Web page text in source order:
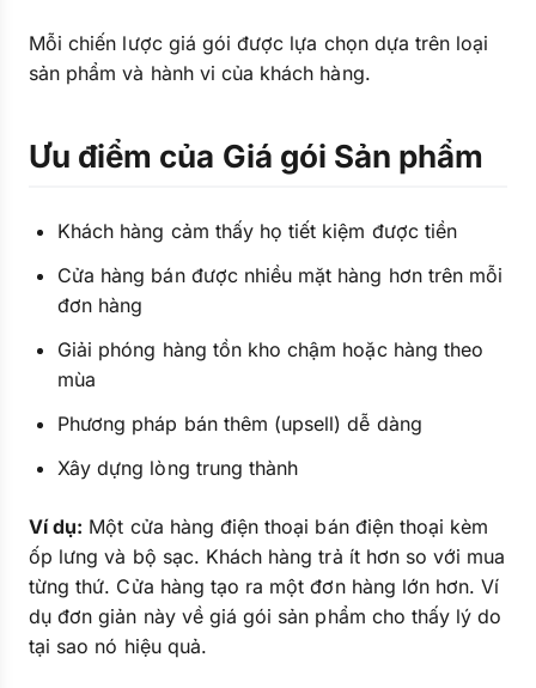
Mỗi chiến lược giá gói được lựa chọn dựa trên loại
sản phẩm và hành vi của khách hàng.
Ưu điểm của Giá gói Sản phẩm
Khách hàng cảm thấy họ tiết kiệm được tiền
Cửa hàng bán được nhiều mặt hàng hơn trên mỗi
đơn hàng
Giải phóng hàng tồn kho chậm hoặc hàng theo
mùa
Phương pháp bán thêm (upsell) dễ dàng
Xây dựng lòng trung thành
Ví dụ: Một cửa hàng điện thoại bán điện thoại kèm
ốp lưng và bộ sạc. Khách hàng trả ít hơn so với mua
từng thứ. Cửa hàng tạo ra một đơn hàng lớn hơn. Ví
dụ đơn giản này về giá gói sản phẩm cho thấy lý do
tại sao nó hiệu quả.